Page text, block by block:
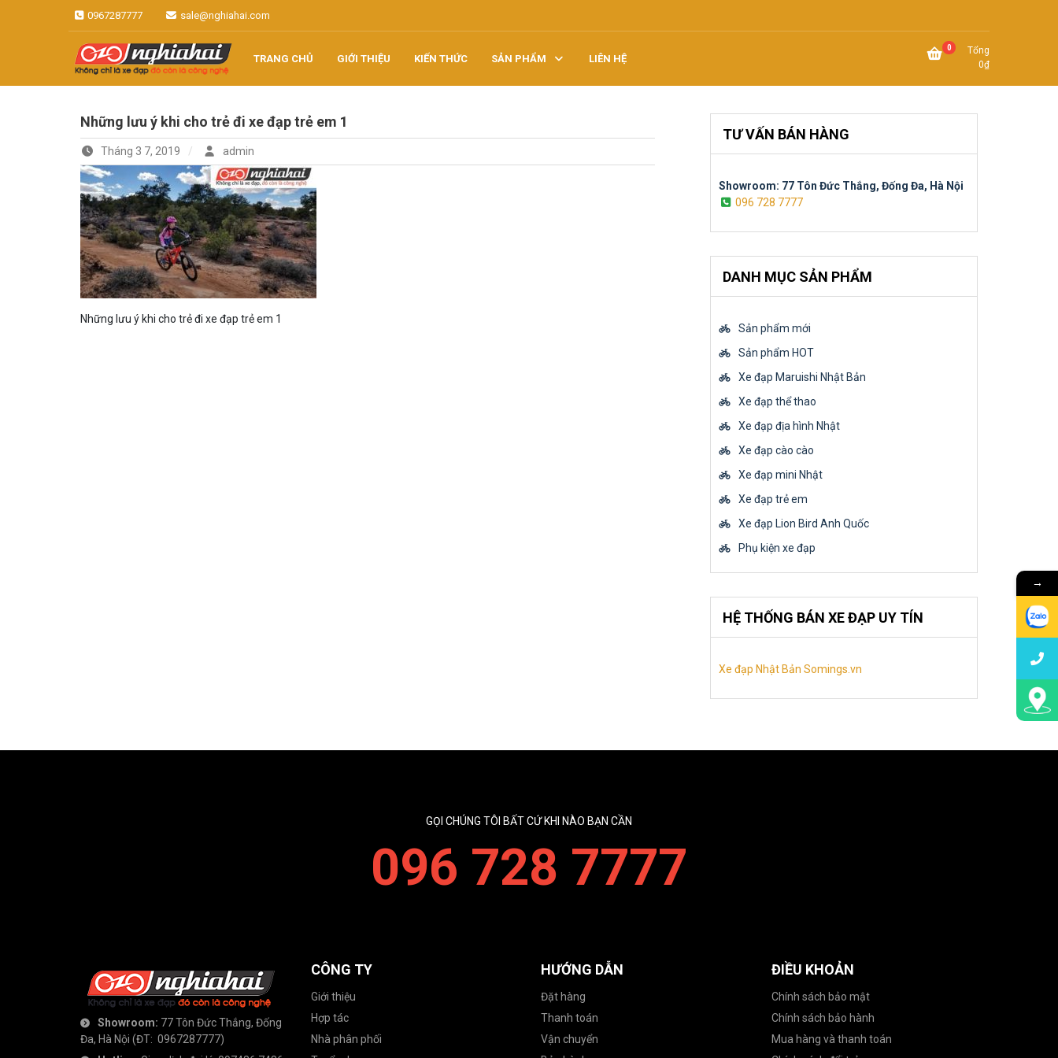
0967287777 sale@nghiahai.com
Nghĩa Hải
Không chỉ là xe đạp, đó còn là
TRANG CHỦ GIỚI THIỆU KIẾN THỨC SẢN PHẨM LIÊN HỆ
0
Tổng
0₫
Những lưu ý khi cho trẻ đi xe đạp trẻ em 1
Tháng 3 7, 2019 admin
Những lưu ý khi cho trẻ đi xe đạp trẻ em 1
TƯ VẤN BÁN HÀNG
Showroom: 77 Tôn Đức Thắng, Đống Đa, Hà Nội
096 728 7777
DANH MỤC SẢN PHẨM
Sản phẩm mới
Sản phẩm HOT
Xe đạp Maruishi Nhật Bản
Xe đạp thể thao
Xe đạp địa hình Nhật
Xe đạp cào cào
Xe đạp mini Nhật
Xe đạp trẻ em
Xe đạp Lion Bird Anh Quốc
Phụ kiện xe đạp
HỆ THỐNG BÁN XE ĐẠP UY TÍN
Xe đạp Nhật Bản Somings.vn
GỌI CHÚNG TÔI BẤT CỨ KHI NÀO BẠN CẦN
096 728 7777
Showroom: 77 Tôn Đức Thắng, Đống
Đa, Hà Nội (ĐT: 0967287777)
CÔNG TY
Giới thiệu
Hợp tác
Nhà phân phối
HƯỚNG DẪN
Đặt hàng
Thanh toán
Vận chuyển
ĐIỀU KHOẢN
Chính sách bảo mật
Chính sách bảo hành
Mua hàng và thanh toán
→